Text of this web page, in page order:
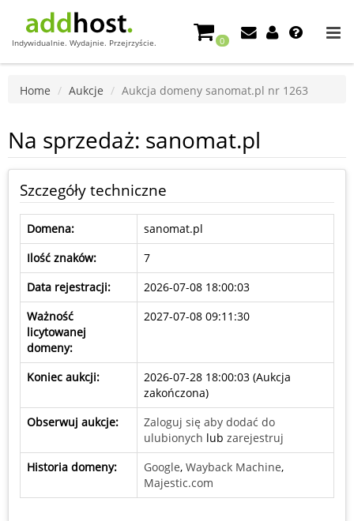
Indywidualnie. Wydajnie. Przejrzyście. 0
Home Aukcje Aukcja domeny sanomat.pl nr 1263
Na sprzedaż: sanomat.pl
Szczegóły techniczne
Domena:
sanomat.pl
Ilość znaków:
7
Data rejestracji:
2026-07-08 18:00:03
Ważność
licytowanej
domeny:
2027-07-08 09:11:30
Koniec aukcji: 2026-07-28 18:00:03 (Aukcja
zakończona)
Obserwuj aukcje:
Zaloguj się aby dodać do
ulubionych lub zarejestruj
Historia domeny:
Google, Wayback Machine,
Majestic.com